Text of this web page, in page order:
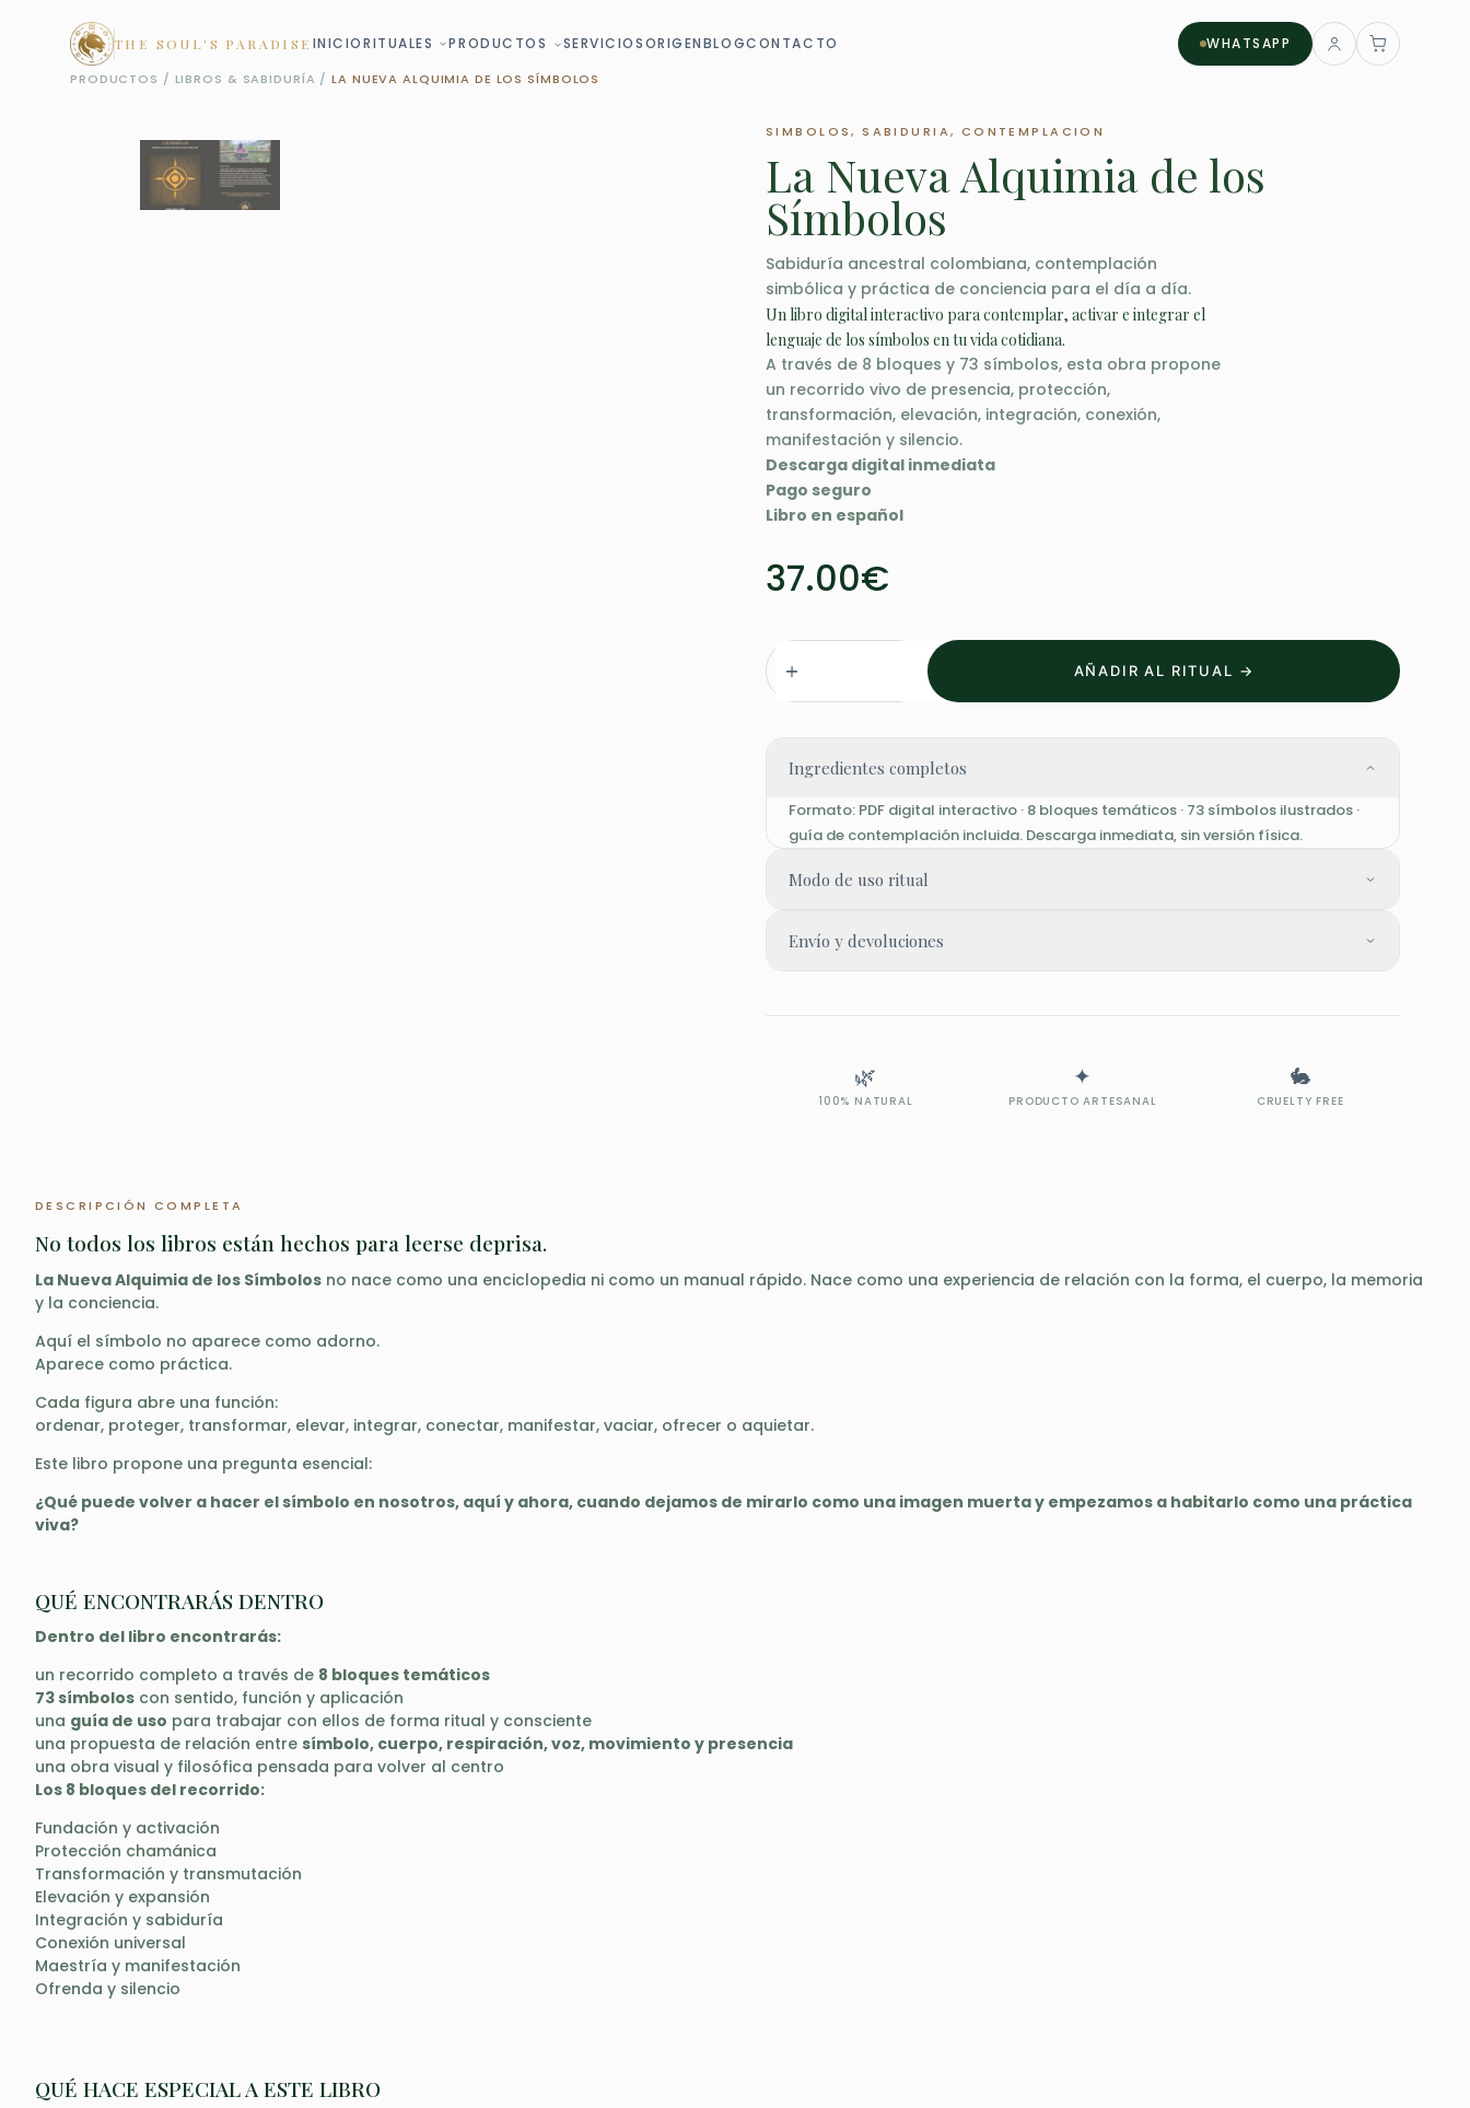
THE SOUL'S PARADISE INICIORITUALES PRODUCTOS SERVICIOSORIGENBLOGCONTACTO WHATSAPP
contenido
PRODUCTOS / LIBROS & SABIDURÍA / LA NUEVA ALQUIMIA DE LOS SÍMBOLOS
LIBROS & SABIDURÍA
SIMBOLOS, SABIDURIA, CONTEMPLACION
La Nueva Alquimia de los
Símbolos
Sabiduría ancestral colombiana, contemplación
simbólica y práctica de conciencia para el día a día.
Un libro digital interactivo para contemplar, activar e integrar el
lenguaje de los símbolos en tu vida cotidiana.
A través de 8 bloques y 73 símbolos, esta obra propone
un recorrido vivo de presencia, protección,
transformación, elevación, integración, conexión,
manifestación y silencio.
Descarga digital inmediata
Pago seguro
Libro en español
37.00€
La
Nueva
Alquimia
Símbolos
AÑADIR AL RITUAL →
Ingredientes completos
Formato: PDF digital interactivo · 8 bloques temáticos · 73 símbolos ilustrados ·
guía de contemplación incluida. Descarga inmediata, sin versión física.
Modo de uso ritual
Ideal para momentos de introspeccion.
Envío y devoluciones
🌿
100% NATURAL
✦
PRODUCTO ARTESANAL
🐇
CRUELTY FREE
DESCRIPCIÓN COMPLETA
No todos los libros están hechos para leerse deprisa.
La Nueva Alquimia de los Símbolos no nace como una enciclopedia ni como un manual rápido. Nace como una experiencia de relación con la forma, el cuerpo, la memoria
y la conciencia.
Aquí el símbolo no aparece como adorno.
Aparece como práctica.
Cada figura abre una función:
ordenar, proteger, transformar, elevar, integrar, conectar, manifestar, vaciar, ofrecer o aquietar.
Este libro propone una pregunta esencial:
¿Qué puede volver a hacer el símbolo en nosotros, aquí y ahora, cuando dejamos de mirarlo como una imagen muerta y empezamos a habitarlo como una práctica
viva?
QUÉ ENCONTRARÁS DENTRO
Dentro del libro encontrarás:
un recorrido completo a través de 8 bloques temáticos
73 símbolos con sentido, función y aplicación
una guía de uso para trabajar con ellos de forma ritual y consciente
una propuesta de relación entre símbolo, cuerpo, respiración, voz, movimiento y presencia
una obra visual y filosófica pensada para volver al centro
Los 8 bloques del recorrido:
Fundación y activación
Protección chamánica
Transformación y transmutación
Elevación y expansión
Integración y sabiduría
Conexión universal
Maestría y manifestación
Ofrenda y silencio
QUÉ HACE ESPECIAL A ESTE LIBRO